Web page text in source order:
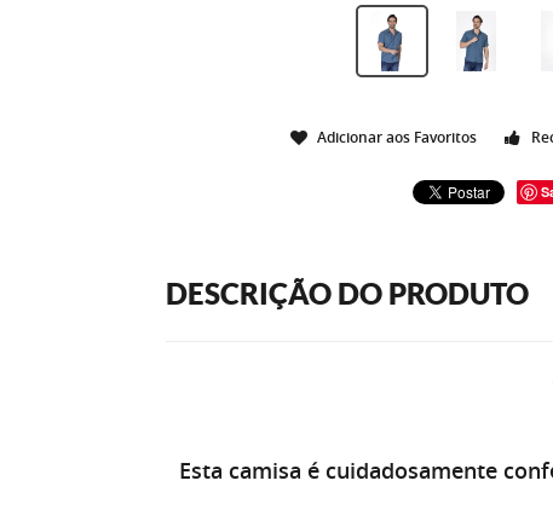
Adicionar aos Favoritos
DESCRIÇÃO DO PRODUTO
Esta camisa é cuidadosamente